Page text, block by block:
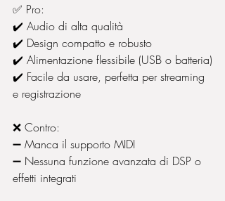
✅ Pro:
✔️ Audio di alta qualità
✔️ Design compatto e robusto
✔️ Alimentazione flessibile (USB o batteria)
✔️ Facile da usare, perfetta per streaming
e registrazione
❌ Contro:
➖ Manca il supporto MIDI
➖ Nessuna funzione avanzata di DSP o
effetti integrati